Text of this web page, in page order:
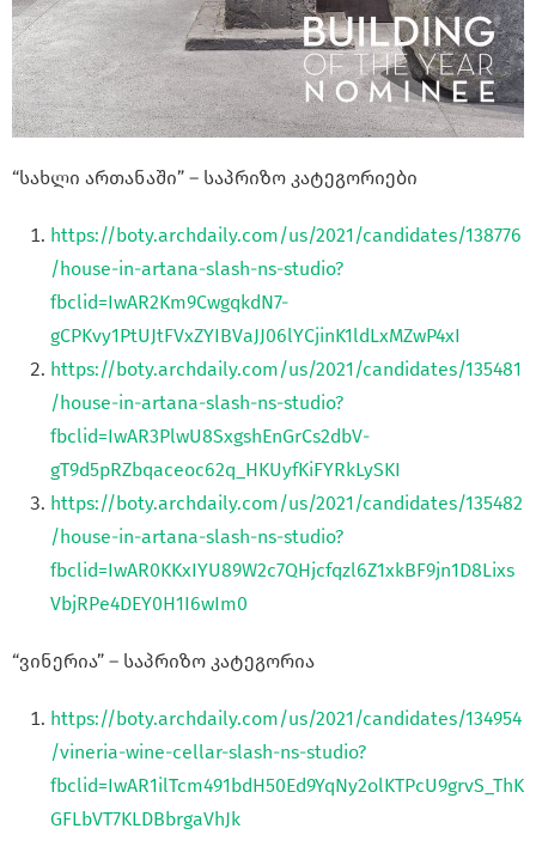
“სახლი ართანაში” – საპრიზო კატეგორიები
https://boty.archdaily.com/us/2021/candidates/138776
/house-in-artana-slash-ns-studio?
fbclid=IwAR2Km9CwgqkdN7-
gCPKvy1PtUJtFVxZYIBVaJJ06lYCjinK1ldLxMZwP4xI
https://boty.archdaily.com/us/2021/candidates/135481
/house-in-artana-slash-ns-studio?
fbclid=IwAR3PlwU8SxgshEnGrCs2dbV-
gT9d5pRZbqaceoc62q_HKUyfKiFYRkLySKI
https://boty.archdaily.com/us/2021/candidates/135482
/house-in-artana-slash-ns-studio?
fbclid=IwAR0KKxIYU89W2c7QHjcfqzl6Z1xkBF9jn1D8Lixs
VbjRPe4DEY0H1I6wIm0
“ვინერია” – საპრიზო კატეგორია
https://boty.archdaily.com/us/2021/candidates/134954
/vineria-wine-cellar-slash-ns-studio?
fbclid=IwAR1ilTcm491bdH50Ed9YqNy2olKTPcU9grvS_ThK
GFLbVT7KLDBbrgaVhJk